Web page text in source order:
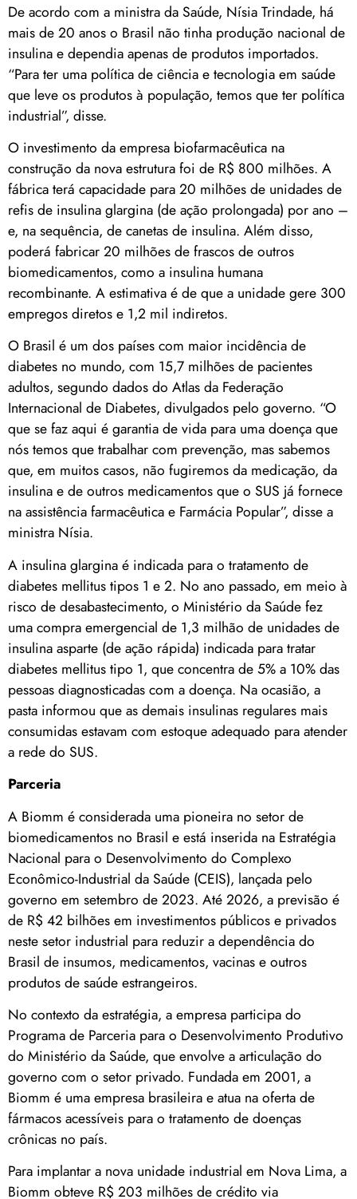
De acordo com a ministra da Saúde, Nísia Trindade, há
mais de 20 anos o Brasil não tinha produção nacional de
insulina e dependia apenas de produtos importados.
“Para ter uma política de ciência e tecnologia em saúde
que leve os produtos à população, temos que ter política
industrial”, disse.
O investimento da empresa biofarmacêutica na
construção da nova estrutura foi de R$ 800 milhões. A
fábrica terá capacidade para 20 milhões de unidades de
refis de insulina glargina (de ação prolongada) por ano –
e, na sequência, de canetas de insulina. Além disso,
poderá fabricar 20 milhões de frascos de outros
biomedicamentos, como a insulina humana
recombinante. A estimativa é de que a unidade gere 300
empregos diretos e 1,2 mil indiretos.
O Brasil é um dos países com maior incidência de
diabetes no mundo, com 15,7 milhões de pacientes
adultos, segundo dados do Atlas da Federação
Internacional de Diabetes, divulgados pelo governo. “O
que se faz aqui é garantia de vida para uma doença que
nós temos que trabalhar com prevenção, mas sabemos
que, em muitos casos, não fugiremos da medicação, da
insulina e de outros medicamentos que o SUS já fornece
na assistência farmacêutica e Farmácia Popular”, disse a
ministra Nísia.
A insulina glargina é indicada para o tratamento de
diabetes mellitus tipos 1 e 2. No ano passado, em meio à
risco de desabastecimento, o Ministério da Saúde fez
uma compra emergencial de 1,3 milhão de unidades de
insulina asparte (de ação rápida) indicada para tratar
diabetes mellitus tipo 1, que concentra de 5% a 10% das
pessoas diagnosticadas com a doença. Na ocasião, a
pasta informou que as demais insulinas regulares mais
consumidas estavam com estoque adequado para atender
a rede do SUS.
Parceria
A Biomm é considerada uma pioneira no setor de
biomedicamentos no Brasil e está inserida na Estratégia
Nacional para o Desenvolvimento do Complexo
Econômico-Industrial da Saúde (CEIS), lançada pelo
governo em setembro de 2023. Até 2026, a previsão é
de R$ 42 bilhões em investimentos públicos e privados
neste setor industrial para reduzir a dependência do
Brasil de insumos, medicamentos, vacinas e outros
produtos de saúde estrangeiros.
No contexto da estratégia, a empresa participa do
Programa de Parceria para o Desenvolvimento Produtivo
do Ministério da Saúde, que envolve a articulação do
governo com o setor privado. Fundada em 2001, a
Biomm é uma empresa brasileira e atua na oferta de
fármacos acessíveis para o tratamento de doenças
crônicas no país.
Para implantar a nova unidade industrial em Nova Lima, a
Biomm obteve R$ 203 milhões de crédito via